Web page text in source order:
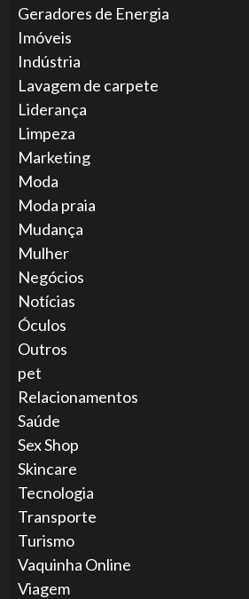
Geradores de Energia
Imóveis
Indústria
Lavagem de carpete
Liderança
Limpeza
Marketing
Moda
Moda praia
Mudança
Mulher
Negócios
Notícias
Óculos
Outros
pet
Relacionamentos
Saúde
Sex Shop
Skincare
Tecnologia
Transporte
Turismo
Vaquinha Online
Viagem